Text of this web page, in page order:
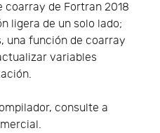
coarray de Fortran 2018
ligera de un solo lado;
una función de coarray
variables
consulte a